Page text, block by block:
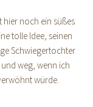
hier noch ein süßes
tolle Idee, seinen
Schwiegertochter
weg, wenn ich
würde.